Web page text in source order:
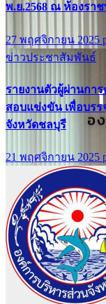
พ.ย.2568 ณ ห้องรา
27 พฤศจิกายน 2025
ข่าวประชาสัมพันธ์
รายงานตัวผู้ผ่านกา
สอบแข่งขัน เพื่อบร
จังหวัดชลบุรี
21 พฤศจิกายน 2025